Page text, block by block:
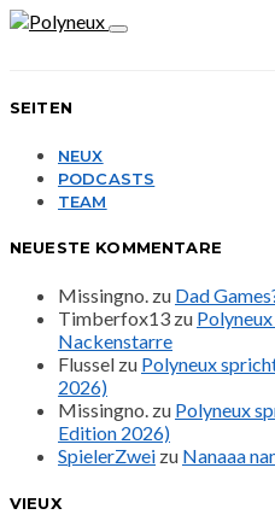
SEITEN
NEUX
PODCASTS
TEAM
NEUESTE KOMMENTARE
Missingno. zu Dad
Timberfox13 zu
Nackenstarre
Flussel zu Polyneux
2026)
Missingno. zu Polyneux
Edition 2026)
SpielerZwei zu Nanaaa
VIEUX